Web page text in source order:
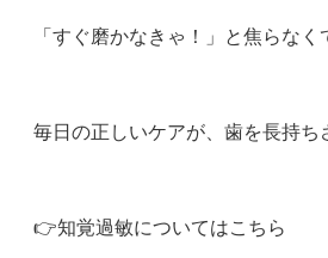
「すぐ磨かなきゃ！」と焦らなく
毎日の正しいケアが、歯を長持ち
👉️知覚過敏についてはこちら